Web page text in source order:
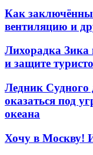
Как
вентиляцию и
Лихорадка Зика
и защите
Ледник Судного
оказаться под
океана
Хочу в Москву!